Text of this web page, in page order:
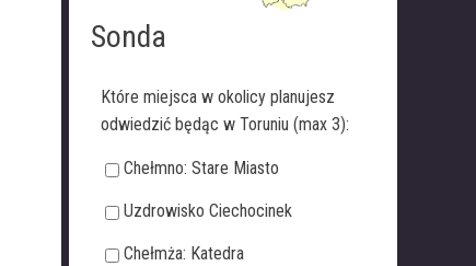
Sonda
Które miejsca w okolicy planujesz
odwiedzić będąc w Toruniu (max 3):
Chełmno: Stare Miasto
Uzdrowisko Ciechocinek
Chełmża: Katedra